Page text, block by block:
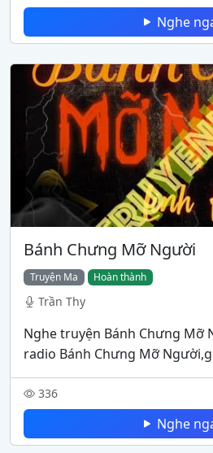
Nghe
Bánh Chưng Mỡ Người
Truyện Ma Hoàn thành
Trần Thy
Nghe truyện Bánh Chưng Mỡ
radio Bánh Chưng Mỡ
336
Nghe